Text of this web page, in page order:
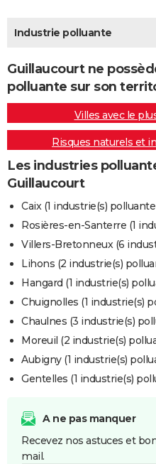
BONS PLANS
CARTE DE VOEUX
Carte de Noël
Carte Bonne année
Carte Saint-Valentin
Carte Pâques
Carte d'anniversaire
DICTIONNAIRE
Dictionnaire
Biographies
Citations
Expressions
Proverbes
PROGRAMME TV
COPAINS D'AVANT
S'inscrire
Se connecter
Primaires
Universités
Entreprises
Service militaire
Avis de recherche
AVIS DE DÉCÈS
FORUM
Industrie polluante
Guillaucourt ne
polluante sur son
Villes avec le
Risques naturels et
Les industries
Guillaucourt
Caix (1 industrie(s)
Rosières-en-Santerre (1
Villers-Bretonneux (6
Lihons (2 industrie(s)
Hangard (1 industrie(s)
Chuignolles (1 industrie(s)
Chaulnes (3 industrie(s)
Moreuil (2 industrie(s)
Aubigny (1 industrie(s)
Gentelles (1 industrie(s)
A ne pas manquer
Recevez nos astuces et
mail.